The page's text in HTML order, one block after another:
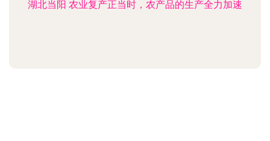
湖北当阳 农业复产正当时，农产品的生产全力加速